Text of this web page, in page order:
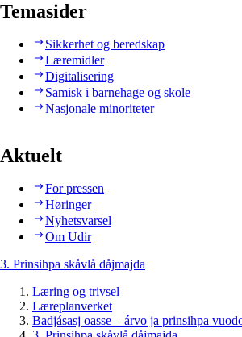
Temasider
Sikkerhet og beredskap
Læremidler
Digitalisering
Samisk i barnehage og skole
Nasjonale minoriteter
Aktuelt
For pressen
Høringer
Nyhetsvarsel
Om Udir
3. Prinsihpa skåvlå dåjmajda
Læring og trivsel
Læreplanverket
Badjásasj oasse – árvo ja prinsihpa